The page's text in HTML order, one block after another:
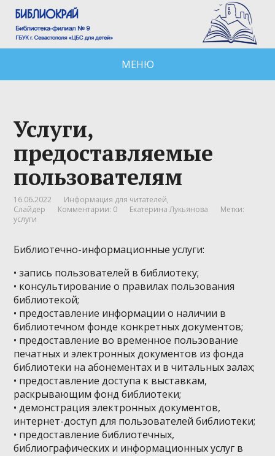
МЕНЮ
Услуги,
предоставляемые
пользователям
16.06.2022 Информация для читателей,
Слайдер
Комментарии: 0 Екатерина Лукьянова
Метки:
услуги
Библиотечно-информационные услуги:
• запись пользователей в библиотеку;
• консультирование о правилах пользования
библиотекой;
• предоставление информации о наличии в
библиотечном фонде конкретных документов;
• предоставление во временное пользование
печатных и электронных документов из фонда
библиотеки на абонементах и в читальных залах;
• предоставление доступа к выставкам,
раскрывающим фонд библиотеки;
• демонстрация электронных документов,
интернет-доступ для пользователей библиотеки;
• предоставление библиотечных,
библиографических и информационных услуг в